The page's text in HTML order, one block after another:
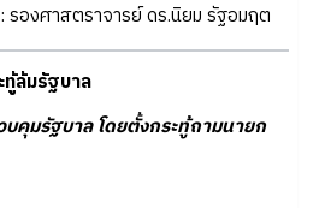
องศาสตราจารย์ ดร.นิยม รัฐอมฤต
ทู้ล้มรัฐบาล
คุมรัฐบาล โดยตั้งกระทู้ถามนายก